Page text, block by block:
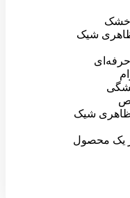
خشک
ظاهری شیک
حرفه‌ای
ظاهری شیک
یک محصول